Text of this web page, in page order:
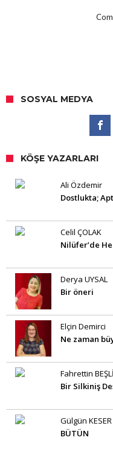
SOSYAL MEDYA
KÖŞE YAZARLARI
Ali Özdemir
Dostlukta;
Celil ÇOLAK
Nilüfer’de
Derya UYSAL
Bir öneri
Elçin Demirci
Ne zaman
Fahrettin BEŞLİ
Bir Silkiniş
Gülgün KESER
BÜTÜN